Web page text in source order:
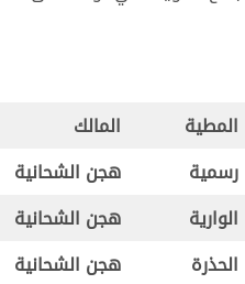
المطية المالك
رسمية هجن الشحانية
الوارية هجن الشحانية
الحذرة هجن الشحانية